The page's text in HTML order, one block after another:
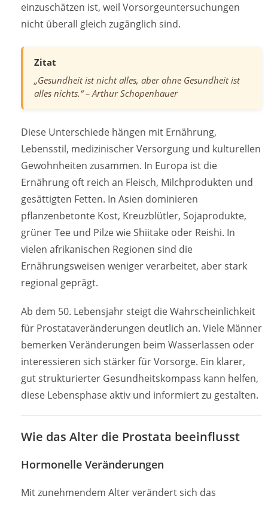
einzuschätzen ist, weil Vorsorgeuntersuchungen
nicht überall gleich zugänglich sind.
Zitat
„Gesundheit ist nicht alles, aber ohne Gesundheit ist
alles nichts.“ – Arthur Schopenhauer
Diese Unterschiede hängen mit Ernährung,
Lebensstil, medizinischer Versorgung und kulturellen
Gewohnheiten zusammen. In Europa ist die
Ernährung oft reich an Fleisch, Milchprodukten und
gesättigten Fetten. In Asien dominieren
pflanzenbetonte Kost, Kreuzblütler, Sojaprodukte,
grüner Tee und Pilze wie Shiitake oder Reishi. In
vielen afrikanischen Regionen sind die
Ernährungsweisen weniger verarbeitet, aber stark
regional geprägt.
Ab dem 50. Lebensjahr steigt die Wahrscheinlichkeit
für Prostataveränderungen deutlich an. Viele Männer
bemerken Veränderungen beim Wasserlassen oder
interessieren sich stärker für Vorsorge. Ein klarer,
gut strukturierter Gesundheitskompass kann helfen,
diese Lebensphase aktiv und informiert zu gestalten.
Wie das Alter die Prostata beeinflusst
Hormonelle Veränderungen
Mit zunehmendem Alter verändert sich das